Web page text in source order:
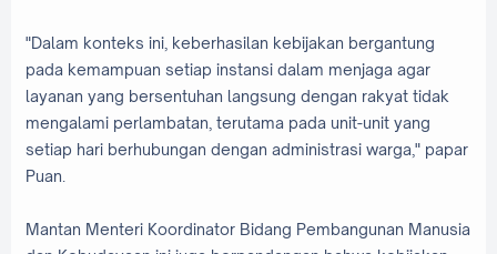
"Dalam konteks ini, keberhasilan kebijakan bergantung
pada kemampuan setiap instansi dalam menjaga agar
layanan yang bersentuhan langsung dengan rakyat tidak
mengalami perlambatan, terutama pada unit-unit yang
setiap hari berhubungan dengan administrasi warga," papar
Puan.
Mantan Menteri Koordinator Bidang Pembangunan Manusia